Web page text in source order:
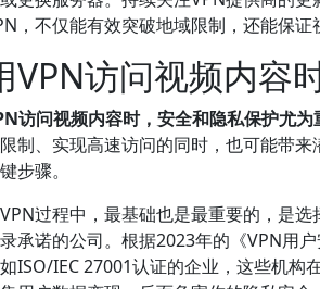
，不仅能有效突破地域限制，还能保证
VPN访问视频内容
访问视频内容时，安全和隐私保护尤
制、实现高速访问的同时，也可能带
步骤。
过程中，最基础也是最重要的，是
承诺的公司。根据2023年的《VPN用
ISO/IEC 27001认证的企业，这些机构